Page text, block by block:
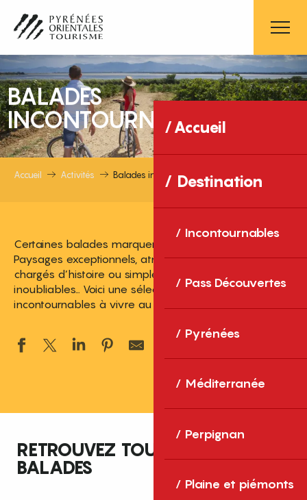
contenu
principal
Accueil
Destination
Incontournables
Pass Découvertes
Pyrénées
Méditerranée
Perpignan
Plaine et piémonts
BALADES
INCONTOURNABLES
Accueil Activités Balades incontournables
Certaines balades marquent plus que d’autres.
Paysages exceptionnels, atmosphères uniques, lieux
chargés d’histoire ou simplement sensations
inoubliables… Voici une sélection d’itinéraires
incontournables à vivre au moins une fois.
Ajouter aux
RETROUVEZ TOUTES NOS
BALADES